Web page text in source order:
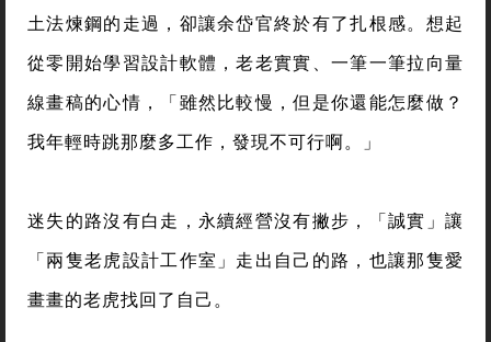
土法煉鋼的走過，卻讓余岱官終於有了扎根感。想起
從零開始學習設計軟體，老老實實、一筆一筆拉向量
線畫稿的心情，「雖然比較慢，但是你還能怎麼做？
我年輕時跳那麼多工作，發現不可行啊。」
迷失的路沒有白走，永續經營沒有撇步，「誠實」讓
「兩隻老虎設計工作室」走出自己的路，也讓那隻愛
畫畫的老虎找回了自己。